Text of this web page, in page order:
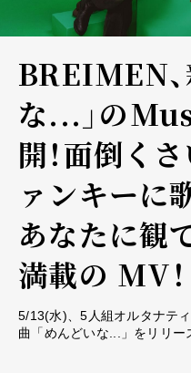
BREIMEN
な...」の
開！面倒く
ァンキーに
あなたに観
満載の MV！
5/13(水)、5人組オルタナテ
曲「めんどいな...」をリリー